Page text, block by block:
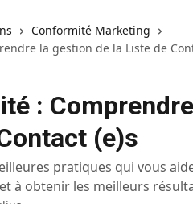
Conformité Marketing
la gestion de la Liste de
:
(e)s
pratiques qui vous
à obtenir les meilleurs